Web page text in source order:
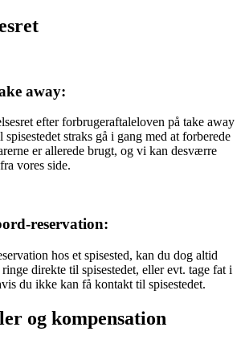
away:
efter forbrugeraftaleloven på take away
straks gå i gang med at forberede
er allerede brugt, og vi kan desværre
vores side.
reservation:
hos et spisested, kan du dog altid
direkte til spisestedet, eller evt. tage fat i
du ikke kan få kontakt til spisestedet.
og kompensation